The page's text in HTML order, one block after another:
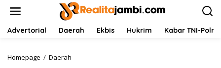
Advertorial Daerah Ekbis Hukrim Kabar TNI-Polri
Homepage / Daerah